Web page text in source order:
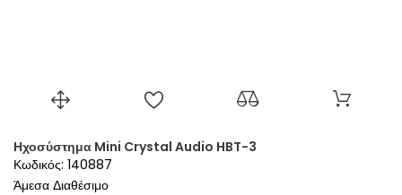
Ηχοσύστημα Mini Crystal Audio HBT-3
Κωδικός: 140887
Άμεσα Διαθέσιμο